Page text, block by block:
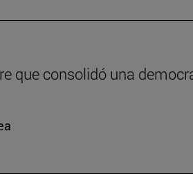
que consolidó una